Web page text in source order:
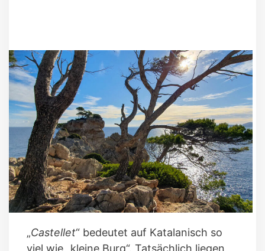
„Castellet“ bedeutet auf Katalanisch so
viel wie „kleine Burg“. Tatsächlich liegen